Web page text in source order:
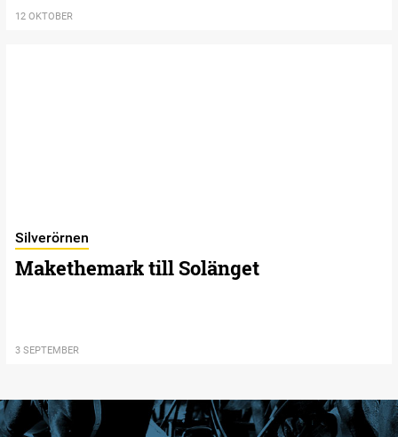
12 OKTOBER
Silverörnen
Makethemark till Solänget
3 SEPTEMBER